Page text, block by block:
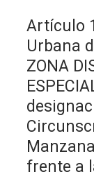
Artículo
Urbana
ZONA
frente a